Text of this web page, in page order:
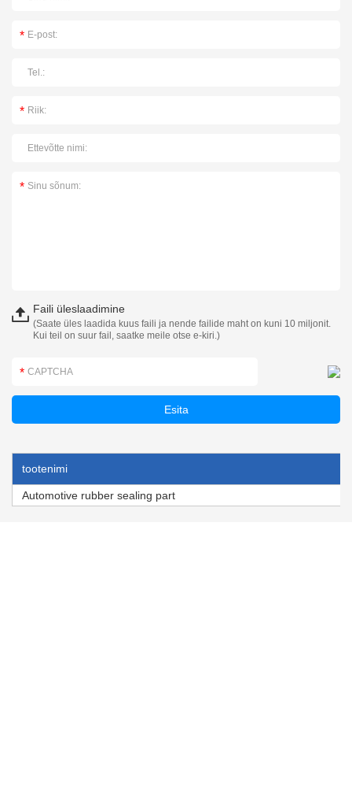
Faili üleslaadimine
(Saate üles laadida kuus faili ja nende failide maht on kuni 10 miljonit.
Kui teil on suur fail, saatke meile otse e-kiri.)
tootenimi
Automotive rubber sealing part